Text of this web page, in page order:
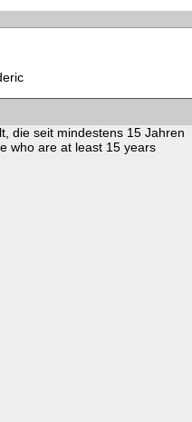
die seit mindestens 15 Jahren
who are at least 15 years